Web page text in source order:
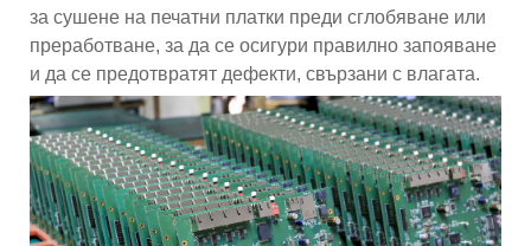
за сушене на печатни платки преди сглобяване или
преработване, за да се осигури правилно запояване
и да се предотвратят дефекти, свързани с влагата.